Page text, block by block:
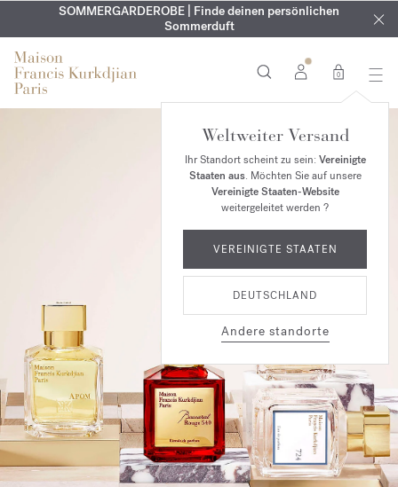
EXKLUSIV | Erhalten Sie OUD velvet moodin Ihrer Bestellung*
KOSTENLOSE GRAVUR | Auf alle Düfte und Körperöle bis zum
9. August
SOMMERGARDEROBE | Finde deinen persönlichen
Sommerduft
0
Weltweiter Versand
Ihr Standort scheint zu sein: Vereinigte
Staaten aus. Möchten Sie auf unsere
Vereinigte Staaten-Website
weitergeleitet werden ?
VEREINIGTE STAATEN
DEUTSCHLAND
Andere standorte